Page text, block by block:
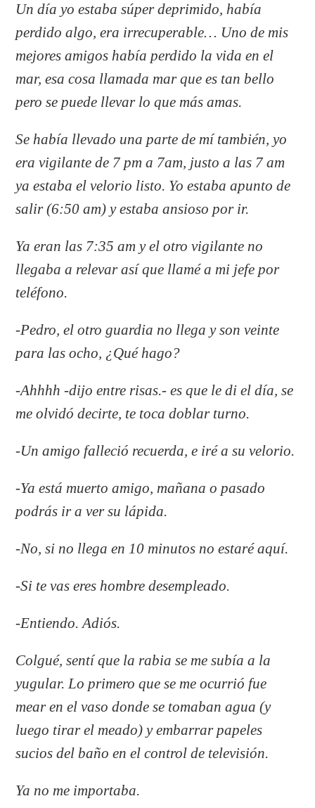
Un día yo estaba súper deprimido, había
perdido algo, era irrecuperable… Uno de mis
mejores amigos había perdido la vida en el
mar, esa cosa llamada mar que es tan bello
pero se puede llevar lo que más amas.
Se había llevado una parte de mí también, yo
era vigilante de 7 pm a 7am, justo a las 7 am
ya estaba el velorio listo. Yo estaba apunto de
salir (6:50 am) y estaba ansioso por ir.
Ya eran las 7:35 am y el otro vigilante no
llegaba a relevar así que llamé a mi jefe por
teléfono.
-Pedro, el otro guardia no llega y son veinte
para las ocho, ¿Qué hago?
-Ahhhh -dijo entre risas.- es que le di el día, se
me olvidó decirte, te toca doblar turno.
-Un amigo falleció recuerda, e iré a su velorio.
-Ya está muerto amigo, mañana o pasado
podrás ir a ver su lápida.
-No, si no llega en 10 minutos no estaré aquí.
-Si te vas eres hombre desempleado.
-Entiendo. Adiós.
Colgué, sentí que la rabia se me subía a la
yugular. Lo primero que se me ocurrió fue
mear en el vaso donde se tomaban agua (y
luego tirar el meado) y embarrar papeles
sucios del baño en el control de televisión.
Ya no me importaba.